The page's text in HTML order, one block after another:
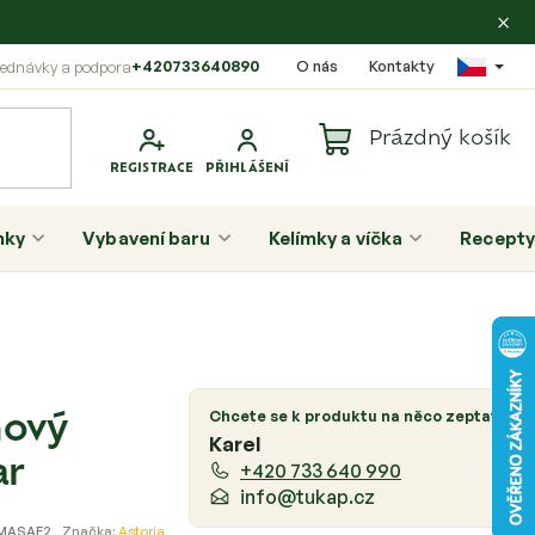
×
+420733640890 O nás Kontakty
Nákupní
Prázdný košík
Vybavení baru Kelímky a víčka Recepty
P
Chcete se k produktu na něco zeptat?
Karel
+420 733 640 990
info@tukap.cz
Značka: Astoria